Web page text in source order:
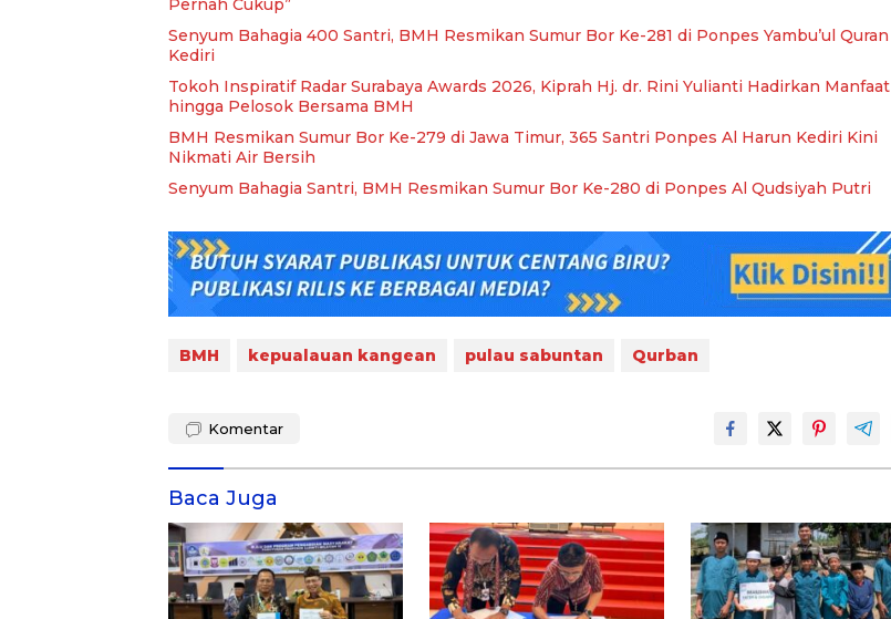
Pernah Cukup”
Senyum Bahagia 400 Santri, BMH Resmikan Sumur Bor Ke-281 di Ponpes Yambu’ul Quran
Kediri
Tokoh Inspiratif Radar Surabaya Awards 2026, Kiprah Hj. dr. Rini Yulianti Hadirkan Manfaat
hingga Pelosok Bersama BMH
BMH Resmikan Sumur Bor Ke-279 di Jawa Timur, 365 Santri Ponpes Al Harun Kediri Kini
Nikmati Air Bersih
Senyum Bahagia Santri, BMH Resmikan Sumur Bor Ke-280 di Ponpes Al Qudsiyah Putri
BMH kepualauan kangean pulau sabuntan Qurban
Komentar
Baca Juga